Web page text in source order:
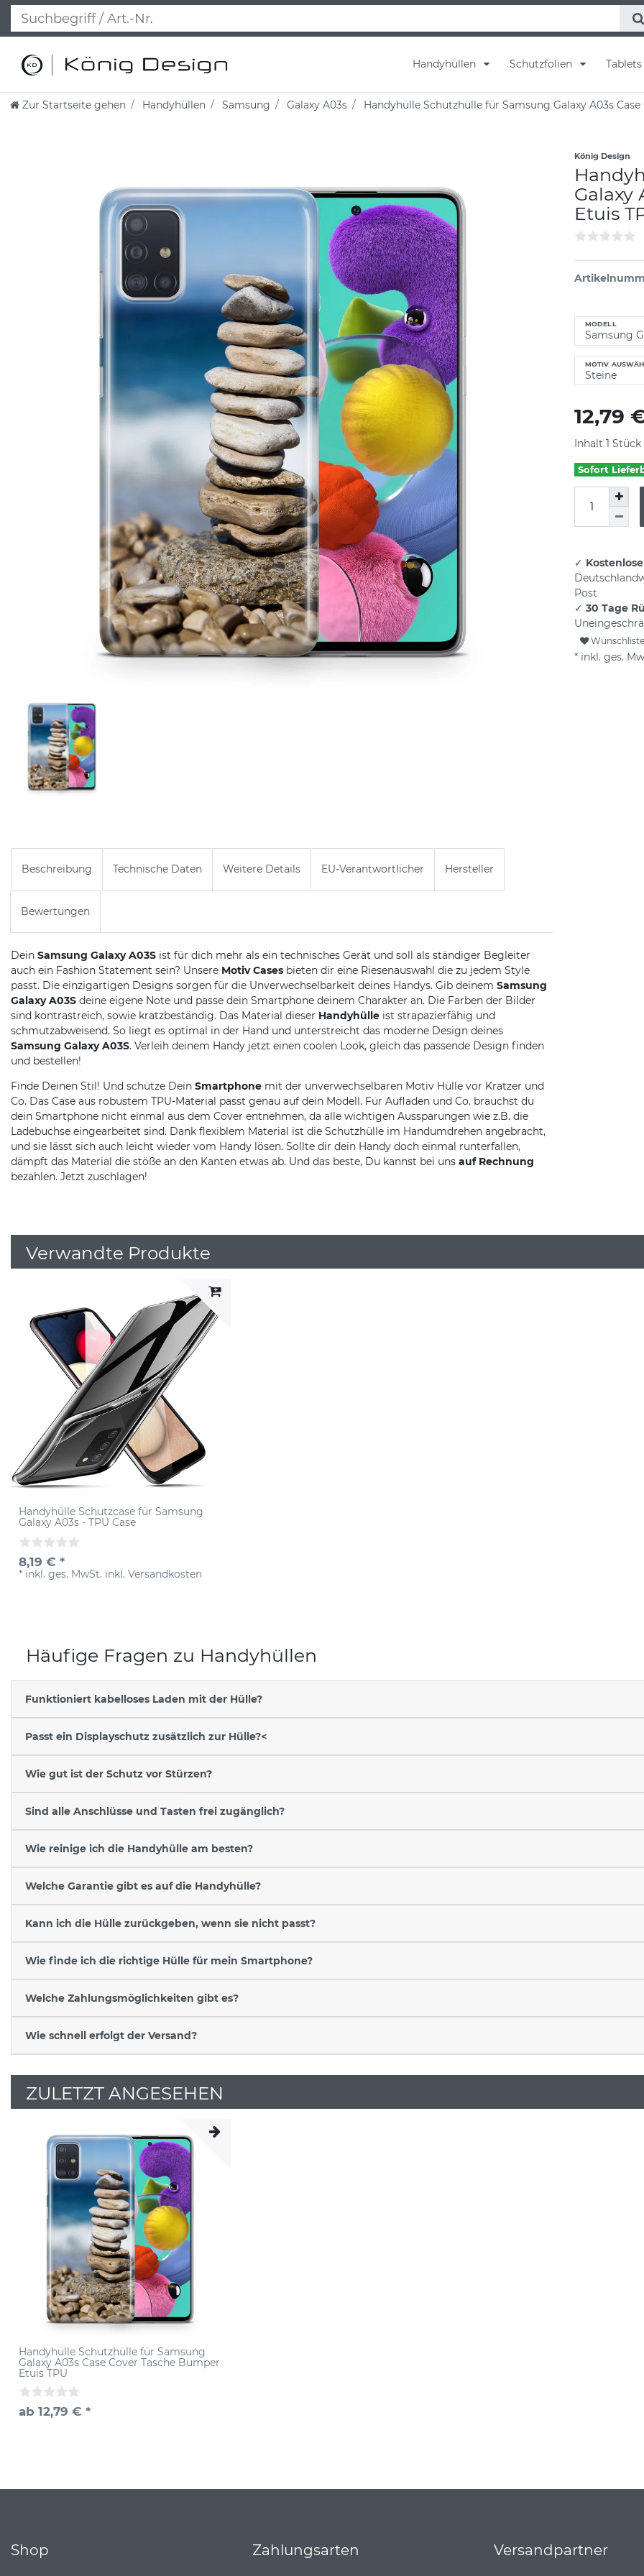
Handyhüllen Schutzfolien Tablets
Zur Startseite gehen Handyhüllen Samsung Galaxy A03s Handyhülle Schutzhülle für Samsung Galaxy A03s
König Design
Galaxy
Etuis
MODELL
MOTIV
12,79
Inhalt 1 Stück
Sofort
✓
Post
✓ 30 Tage
Wunschliste
* inkl. ges.
Beschreibung Technische Daten Weitere Details EU-Verantwortlicher Hersteller
Bewertungen
Dein Samsung Galaxy A03S ist für dich mehr als ein technisches Gerät und soll als ständiger Begleiter
auch ein Fashion Statement sein? Unsere Motiv Cases bieten dir eine Riesenauswahl die zu jedem Style
passt. Die einzigartigen Designs sorgen für die Unverwechselbarkeit deines Handys. Gib deinem Samsung
Galaxy A03S deine eigene Note und passe dein Smartphone deinem Charakter an. Die Farben der Bilder
sind kontrastreich, sowie kratzbeständig. Das Material dieser Handyhülle ist strapazierfähig und
schmutzabweisend. So liegt es optimal in der Hand und unterstreicht das moderne Design deines
Samsung Galaxy A03S. Verleih deinem Handy jetzt einen coolen Look, gleich das passende Design finden
und bestellen!
Finde Deinen Stil! Und schütze Dein Smartphone mit der unverwechselbaren Motiv Hülle vor Kratzer und
Co. Das Case aus robustem TPU-Material passt genau auf dein Modell. Für Aufladen und Co. brauchst du
dein Smartphone nicht einmal aus dem Cover entnehmen, da alle wichtigen Aussparungen wie z.B. die
Ladebuchse eingearbeitet sind. Dank flexiblem Material ist die Schutzhülle im Handumdrehen angebracht,
und sie lässt sich auch leicht wieder vom Handy lösen. Sollte dir dein Handy doch einmal runterfallen,
dämpft das Material die stöße an den Kanten etwas ab. Und das beste, Du kannst bei uns auf Rechnung
bezahlen. Jetzt zuschlagen!
Verwandte Produkte
Handyhülle Schutzcase für Samsung
Galaxy A03s - TPU Case
8,19 € *
* inkl. ges. MwSt. inkl.Versandkosten
Häufige Fragen zu Handyhüllen
Funktioniert kabelloses Laden mit der Hülle?
Passt ein Displayschutz zusätzlich zur Hülle?<
Wie gut ist der Schutz vor Stürzen?
Sind alle Anschlüsse und Tasten frei zugänglich?
Wie reinige ich die Handyhülle am besten?
Welche Garantie gibt es auf die Handyhülle?
Kann ich die Hülle zurückgeben, wenn sie nicht passt?
Wie finde ich die richtige Hülle für mein Smartphone?
Welche Zahlungsmöglichkeiten gibt es?
Wie schnell erfolgt der Versand?
ZULETZT ANGESEHEN
Handyhülle Schutzhülle für Samsung
Galaxy A03s Case Cover Tasche Bumper
Etuis TPU
ab 12,79 € *
Shop Zahlungsarten Versandpartner